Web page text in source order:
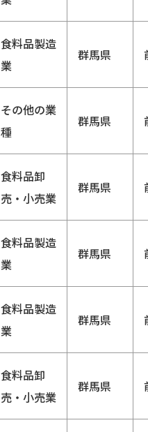
食料品製造
業
群馬県
その他の業
種
群馬県
食料品卸
売・小売業
群馬県
食料品製造
業
群馬県
食料品製造
業
群馬県
食料品卸
売・小売業
群馬県